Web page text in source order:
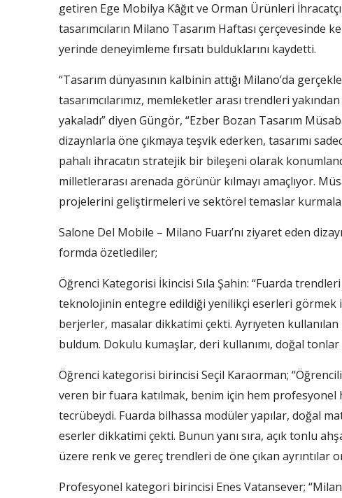
getiren Ege Mobilya Kâğıt ve Orman Ürünleri
tasarımcıların Milano Tasarım Haftası çerçevesinde
yerinde deneyimleme fırsatı bulduklarını kaydetti.
“Tasarım dünyasının kalbinin attığı Milano’da
tasarımcılarımız, memleketler arası trendleri
yakaladı” diyen Güngör, “Ezber Bozan Tasarım
dizaynlarla öne çıkmaya teşvik ederken, tasarımı
pahalı ihracatın stratejik bir bileşeni olarak
milletlerarası arenada görünür kılmayı amaçlıyor.
projelerini geliştirmeleri ve sektörel temaslar
Salone Del Mobile – Milano Fuarı’nı ziyaret eden
formda özetlediler;
Öğrenci Kategorisi İkincisi Sıla Şahin: “Fuarda
teknolojinin entegre edildiği yenilikçi eserleri görmek
berjerler, masalar dikkatimi çekti. Ayrıyeten
buldum. Dokulu kumaşlar, deri kullanımı, doğal tonlar
Öğrenci kategorisi birincisi Seçil Karaorman;
veren bir fuara katılmak, benim için hem profesyonel
tecrübeydi. Fuarda bilhassa modüler yapılar, doğal
eserler dikkatimi çekti. Bunun yanı sıra, açık tonlu
üzere renk ve gereç trendleri de öne çıkan ayrıntılar
Profesyonel kategori birincisi Enes Vatansever;